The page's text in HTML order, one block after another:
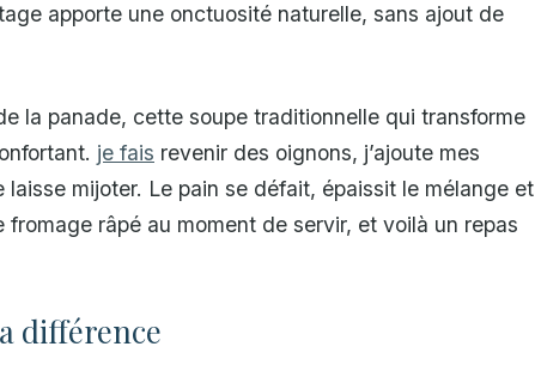
apporte une onctuosité naturelle, sans ajout de
la panade, cette soupe traditionnelle qui transforme
je fais revenir des oignons, j’ajoute mes
mijoter. Le pain se défait, épaissit le mélange et
râpé au moment de servir, et voilà un repas
différence